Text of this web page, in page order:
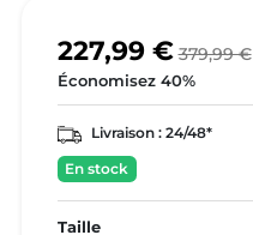
227,99 € 379,99 €
Économisez 40%
Livraison : 24/48*
En stock
Taille